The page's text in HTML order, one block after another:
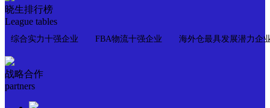
晓生排行榜
League tables
综合实力十强企业 FBA物流十强企业 海外仓最具发展潜力企
战略合作
partners